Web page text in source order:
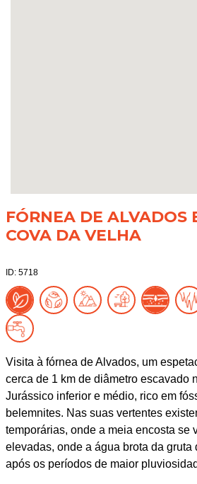
FÓRNEA DE ALVADOS
COVA DA VELHA
ID: 5718
Visita à fórnea de Alvados, um
cerca de 1 km de diâmetro escavado
Jurássico inferior e médio, rico em
belemnites. Nas suas vertentes
temporárias, onde a meia encosta se
elevadas, onde a água brota da gruta
após os períodos de maior